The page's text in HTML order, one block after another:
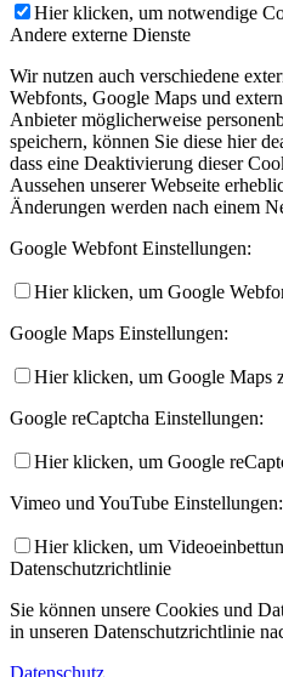
Hier klicken, um notwendige
Andere externe Dienste
Wir nutzen auch verschiedene
Webfonts, Google Maps und
Anbieter möglicherweise
speichern, können Sie diese hier
dass eine Deaktivierung dieser
Aussehen unserer Webseite
Änderungen werden nach einem
Google Webfont Einstellungen:
Hier klicken, um Google
Google Maps Einstellungen:
Hier klicken, um Google Maps
Google reCaptcha Einstellungen:
Hier klicken, um Google
Vimeo und YouTube Einstellungen:
Hier klicken, um
Datenschutzrichtlinie
Sie können unsere Cookies und
in unseren Datenschutzrichtlinie
Datenschutz